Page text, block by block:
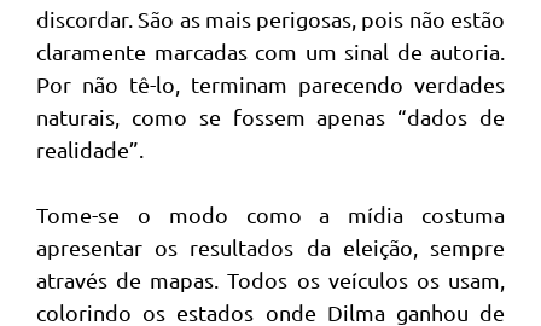
discordar. São as mais perigosas, pois não estão
claramente marcadas com um sinal de autoria.
Por não tê-lo, terminam parecendo verdades
naturais, como se fossem apenas “dados de
realidade”.
Tome-se o modo como a mídia costuma
apresentar os resultados da eleição, sempre
através de mapas. Todos os veículos os usam,
colorindo os estados onde Dilma ganhou de